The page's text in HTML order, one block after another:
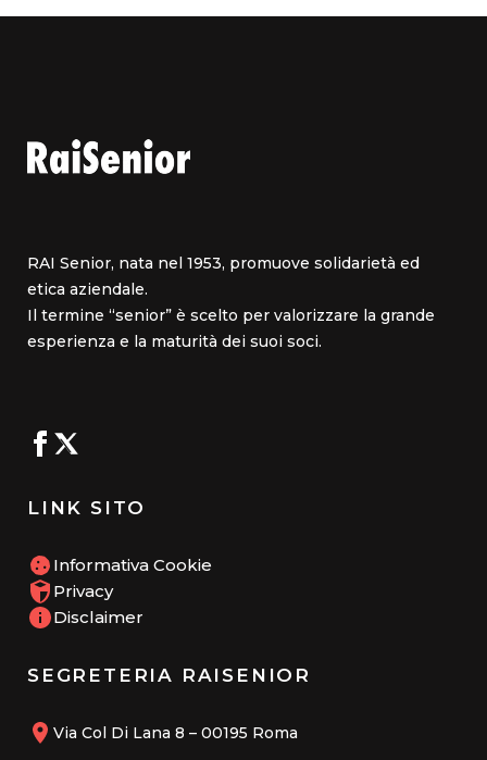
RAI Senior, nata nel 1953, promuove solidarietà ed
etica aziendale.
Il termine “senior” è scelto per valorizzare la grande
esperienza e la maturità dei suoi soci.
LINK SITO
Informativa Cookie
Privacy
Disclaimer
SEGRETERIA RAISENIOR
Via Col Di Lana 8 – 00195 Roma